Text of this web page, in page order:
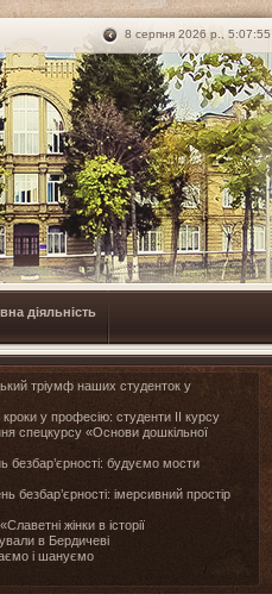
8 серпня 2026 р., 5:07:56
діяльність
тріумф наших студенток у
кроки у професію: студенти II курсу
спецкурсу «Основи дошкільної
безбар’єрності: будуємо мости
безбар’єрності: імерсивний простір
жінки в історії
в Бердичеві
і шануємо